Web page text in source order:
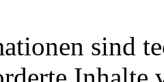
sind